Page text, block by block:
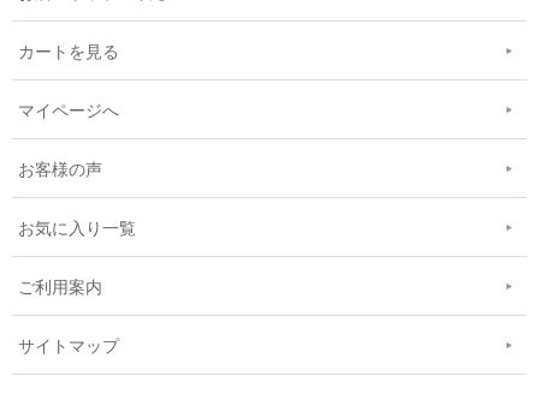
カートを見る
マイページへ
お客様の声
お気に入り一覧
ご利用案内
サイトマップ